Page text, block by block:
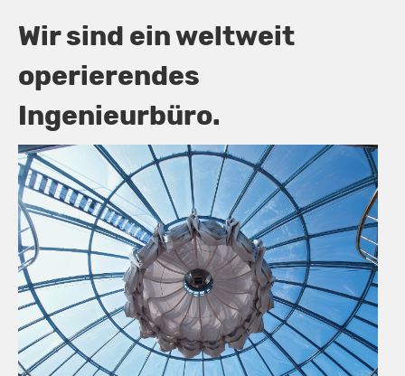
Wir sind ein weltweit
operierendes
Ingenieurbüro.